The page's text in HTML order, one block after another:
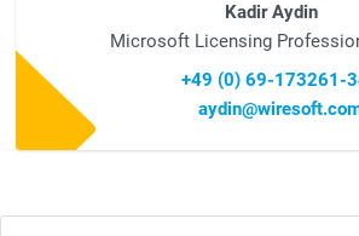
Kadir Aydin
Microsoft Licensing
+49 (0) 69-173261-